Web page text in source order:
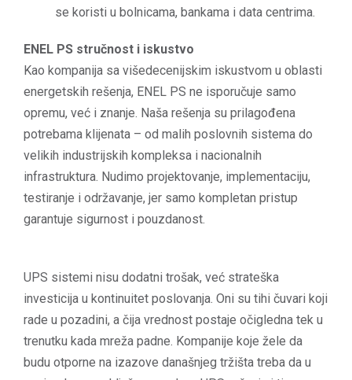
se koristi u bolnicama, bankama i data centrima.
ENEL PS stručnost i iskustvo
Kao kompanija sa višedecenijskim iskustvom u oblasti
energetskih rešenja, ENEL PS ne isporučuje samo
opremu, već i znanje. Naša rešenja su prilagođena
potrebama klijenata – od malih poslovnih sistema do
velikih industrijskih kompleksa i nacionalnih
infrastruktura. Nudimo projektovanje, implementaciju,
testiranje i održavanje, jer samo kompletan pristup
garantuje sigurnost i pouzdanost.
UPS sistemi nisu dodatni trošak, već strateška
investicija u kontinuitet poslovanja. Oni su tihi čuvari koji
rade u pozadini, a čija vrednost postaje očigledna tek u
trenutku kada mreža padne. Kompanije koje žele da
budu otporne na izazove današnjeg tržišta treba da u